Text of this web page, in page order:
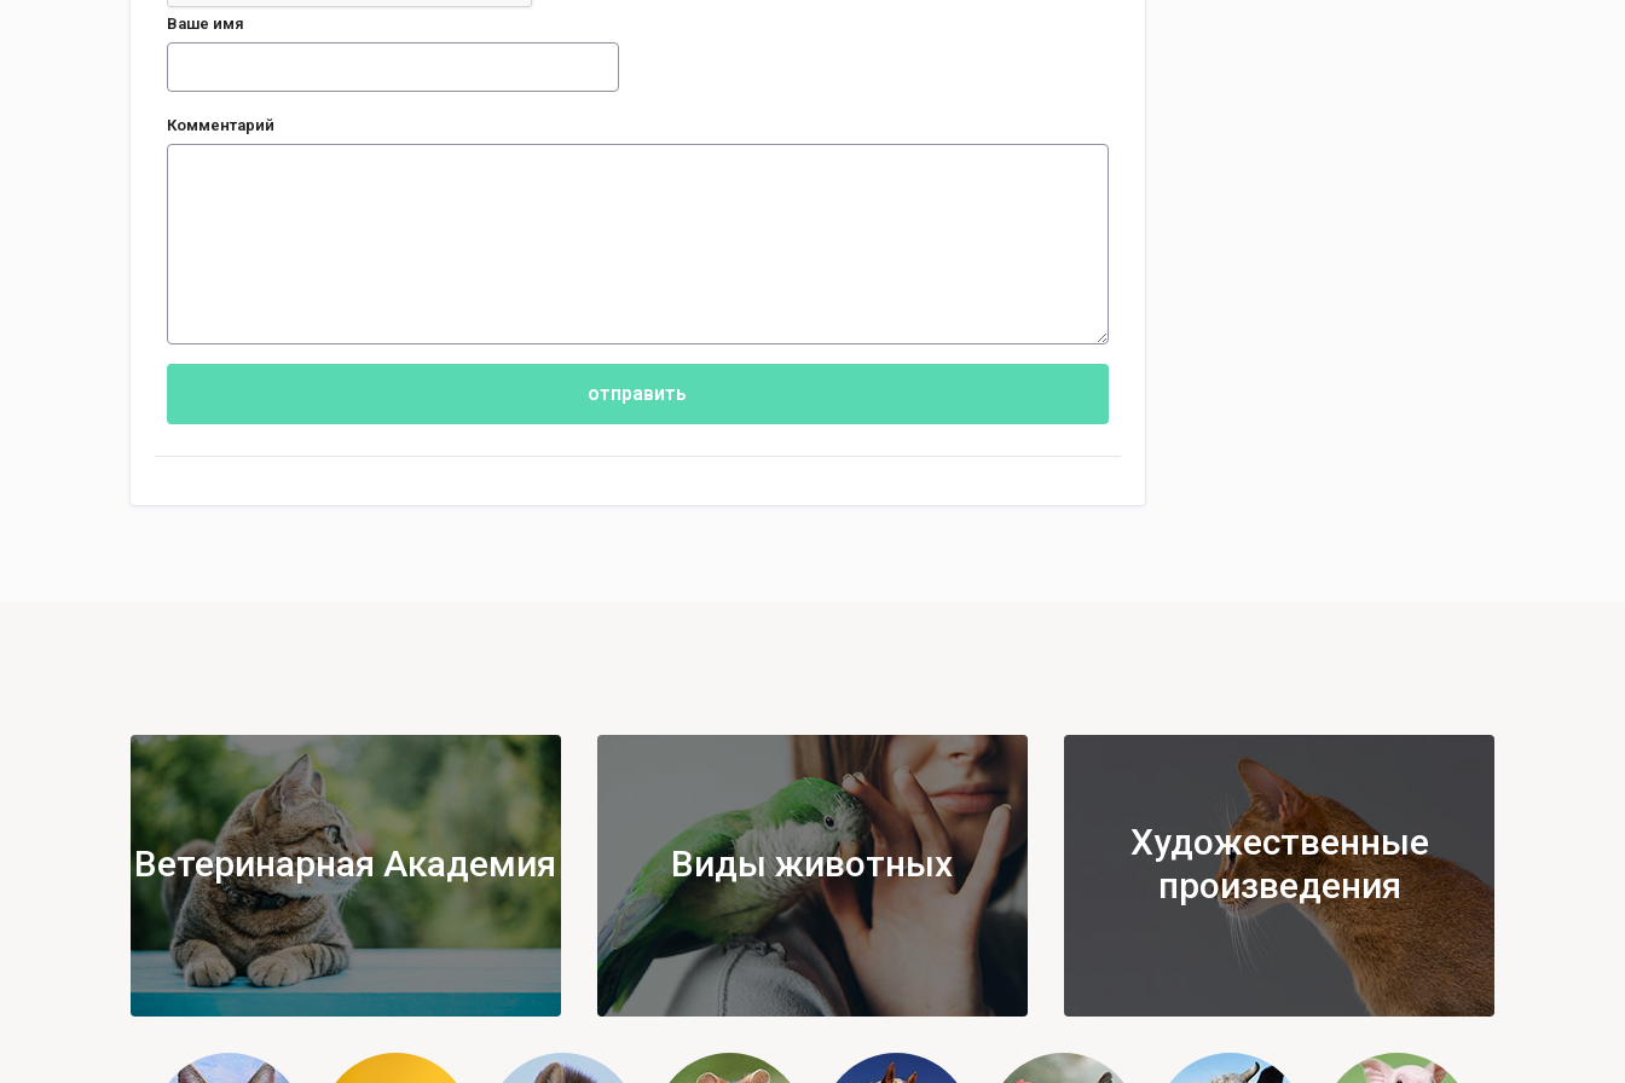
Ваше имя
Комментарий
отправить
Ветеринарная Академия Виды животных
Художественные
произведения